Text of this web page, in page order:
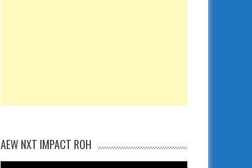
AEW NXT IMPACT ROH